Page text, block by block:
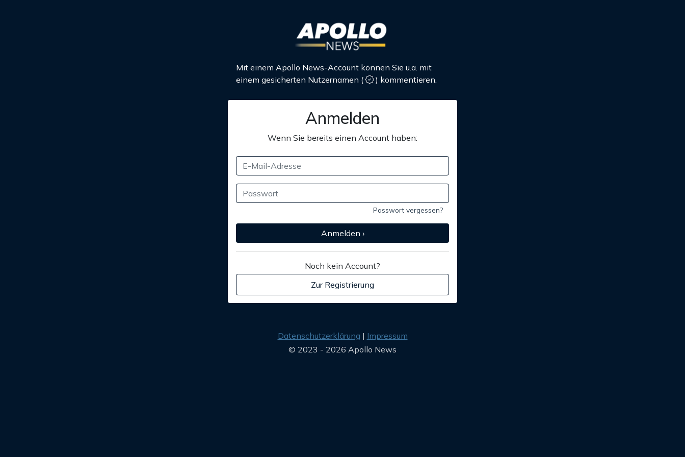
Mit einem Apollo News-Account können Sie u.a. mit
einem gesicherten Nutzernamen ( ) kommentieren.
Anmelden
Wenn Sie bereits einen Account haben:
Passwort vergessen?
Anmelden ›
Noch kein Account?
Zur Registrierung
Datenschutzerklärung
Impressum
© 2023 - 2026 Apollo News